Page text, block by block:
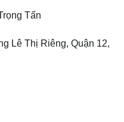
Tấn
Lê Thị Riêng, Quận 12,